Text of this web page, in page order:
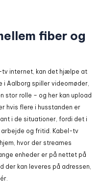
fiber og
tv internet, kan det hjælpe at
i Aalborg spiller videomøder,
rolle – og her kan upload
hvis flere i husstanden er
i de situationer, fordi det i
og fritid. Kabel-tv
hvor der streames
enheder er på nettet på
der kan leveres på adressen,